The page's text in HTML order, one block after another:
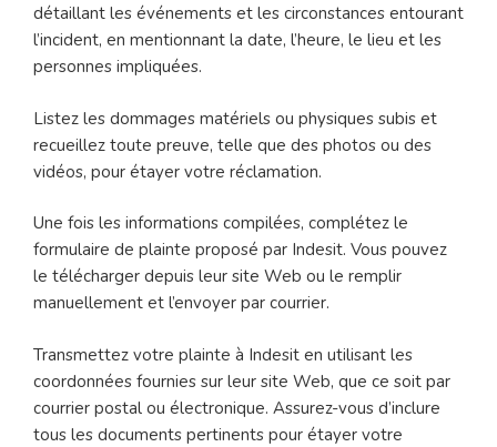
détaillant les événements et les circonstances entourant
l’incident, en mentionnant la date, l’heure, le lieu et les
personnes impliquées.
Listez les dommages matériels ou physiques subis et
recueillez toute preuve, telle que des photos ou des
vidéos, pour étayer votre réclamation.
Une fois les informations compilées, complétez le
formulaire de plainte proposé par Indesit. Vous pouvez
le télécharger depuis leur site Web ou le remplir
manuellement et l’envoyer par courrier.
Transmettez votre plainte à Indesit en utilisant les
coordonnées fournies sur leur site Web, que ce soit par
courrier postal ou électronique. Assurez-vous d’inclure
tous les documents pertinents pour étayer votre